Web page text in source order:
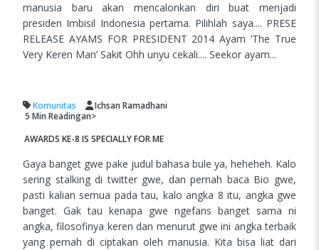
manusia baru akan mencalonkan diri buat menjadi
presiden Imbisil Indonesia pertama. Pilihlah saya.... PRESE
RELEASE AYAMS FOR PRESIDENT 2014 Ayam ‘The True
Very Keren Man’ Sakit Ohh unyu cekali.... Seekor ayam...
Komunitas
Ichsan Ramadhani
5 Min Readingan>
AWARDS KE-8 IS SPECIALLY FOR ME
Gaya banget gwe pake judul bahasa bule ya, heheheh. Kalo
sering stalking di twitter gwe, dan pernah baca Bio gwe,
pasti kalian semua pada tau, kalo angka 8 itu, angka gwe
banget. Gak tau kenapa gwe ngefans banget sama ni
angka, filosofinya keren dan menurut gwe ini angka terbaik
yang pernah di ciptakan oleh manusia. Kita bisa liat dari